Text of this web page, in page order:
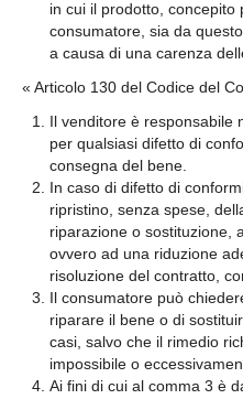
in cui il prodotto, concepito
consumatore, sia da
a causa di una carenza
« Articolo 130 del Codice del
Il venditore è responsabile
per qualsiasi difetto di
consegna del bene.
In caso di difetto di
ripristino, senza spese,
riparazione o sostituzione,
ovvero ad una riduzione
risoluzione del contratto,
Il consumatore può
riparare il bene o di
casi, salvo che il rimedio
impossibile o
Ai fini di cui al comma 3 è